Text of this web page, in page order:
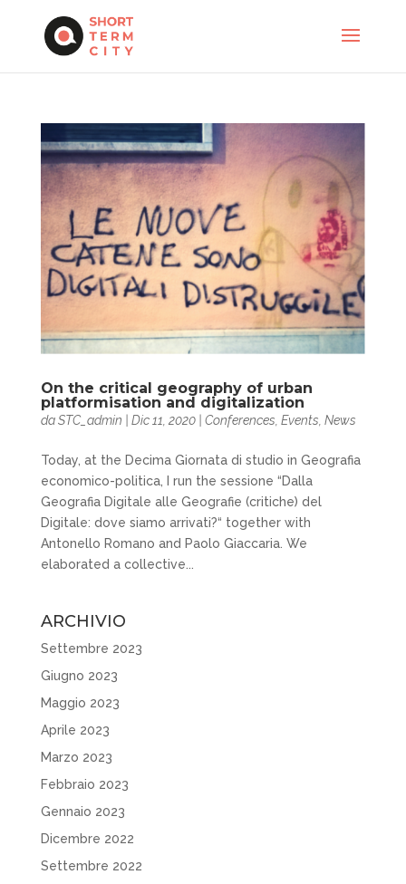
On the critical geography of urban
platformisation and digitalization
daSTC_admin | Dic 11, 2020| Conferences Events News
Today, at the Decima Giornata di studio in Geografia
economico-politica, I run the sessione “Dalla
Geografia Digitale alle Geografie (critiche) del
Digitale: dove siamo arrivati?“ together with
Antonello Romano and Paolo Giaccaria. We
elaborated a collective...
ARCHIVIO
Settembre 2023
Giugno 2023
Maggio 2023
Aprile 2023
Marzo 2023
Febbraio 2023
Gennaio 2023
Dicembre 2022
Settembre 2022